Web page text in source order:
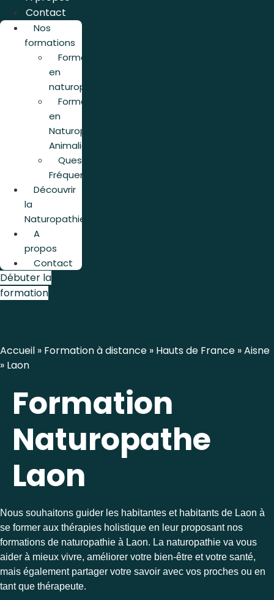
Contact
Nos
formations
Formation
en
naturopathie
Formation
en
Naturopathie
Animalière
Questions
Fréquentes
Découvrir
la
Naturopathie
A
propos
Contact
Débuter la
formation
Accueil » Formation à distance » Hauts de France »Aisne
» Laon
Formation
Naturopathe
Laon
Nous souhaitons guider les habitantes et habitants de Laon à
se former aux thérapies holistique en leur proposant nos
formations de naturopathie à Laon. La naturopathie va vous
aider à mieux vivre, améliorer votre bien-être et votre santé,
mais également partager votre savoir avec vos proches ou en
tant que thérapeute.